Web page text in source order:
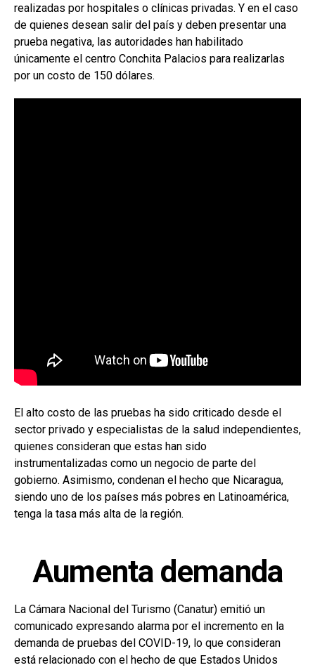
realizadas por hospitales o clínicas privadas. Y en el caso
de quienes desean salir del país y deben presentar una
prueba negativa, las autoridades han habilitado
únicamente el centro Conchita Palacios para realizarlas
por un costo de 150 dólares.
El alto costo de las pruebas ha sido criticado desde el
sector privado y especialistas de la salud independientes,
quienes consideran que estas han sido
instrumentalizadas como un negocio de parte del
gobierno. Asimismo, condenan el hecho que Nicaragua,
siendo uno de los países más pobres en Latinoamérica,
tenga la tasa más alta de la región.
Aumenta demanda
La Cámara Nacional del Turismo (Canatur) emitió un
comunicado expresando alarma por el incremento en la
demanda de pruebas del COVID-19, lo que consideran
está relacionado con el hecho de que Estados Unidos